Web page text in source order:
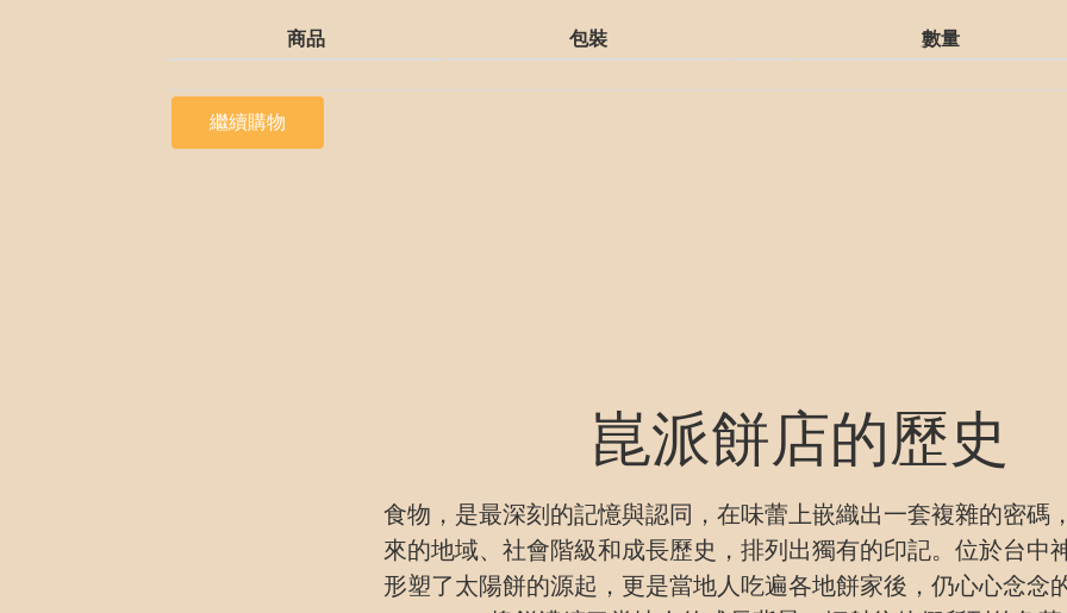
商品 包裝 數量
繼續購物
崑派餅店的歷史
食物，是最深刻的記憶與認同，在味蕾上嵌織出一套複雜的密碼
來的地域、社會階級和成長歷史，排列出獨有的印記。位於台中
形塑了太陽餅的源起，更是當地人吃遍各地餅家後，仍心心念念